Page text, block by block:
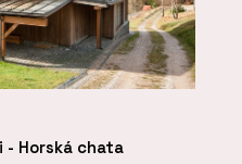
Horská chata